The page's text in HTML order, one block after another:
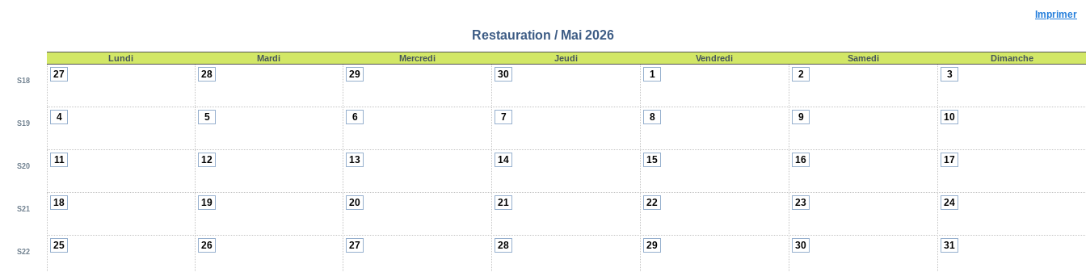
Imprimer
Restauration / Mai 2026
Lundi Mardi Mercredi Jeudi Vendredi Samedi Dimanche
S18
27 28 29 30 1 2 3
S19
4 5 6 7 8 9 10
S20
11 12 13 14 15 16 17
S21
18 19 20 21 22 23 24
S22
25 26 27 28 29 30 31